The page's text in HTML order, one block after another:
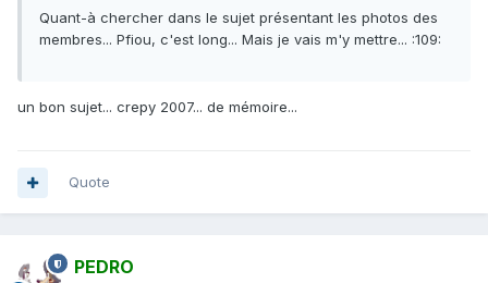
Quant-à chercher dans le sujet présentant les photos des
membres... Pfiou, c'est long... Mais je vais m'y mettre... :109:
un bon sujet... crepy 2007... de mémoire...
Quote
PEDRO